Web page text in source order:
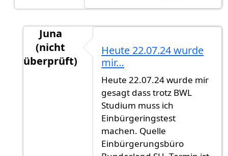
Juna
(nicht
überprüft)
Hallo Janina,hast du dich… von
Heute 22.07.24 wurde
mir…
Heute 22.07.24 wurde mir
gesagt dass trotz BWL
Studium muss ich
Einbürgeringstest
machen. Quelle
Einbürgerungsbüro